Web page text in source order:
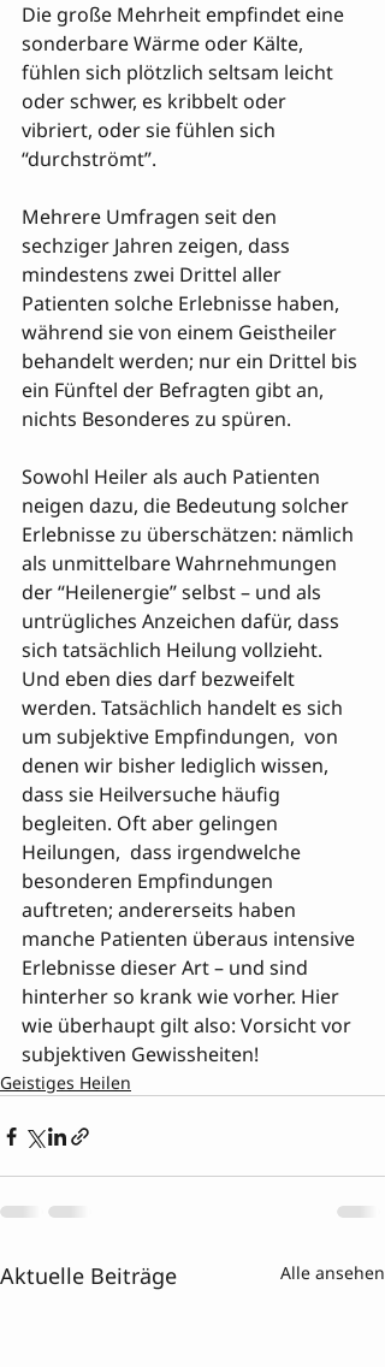
Die große Mehrheit empfindet eine
sonderbare Wärme oder Kälte,
fühlen sich plötzlich seltsam leicht
oder schwer, es kribbelt oder
vibriert, oder sie fühlen sich
“durchströmt”.
Mehrere Umfragen seit den
sechziger Jahren zeigen, dass
mindestens zwei Drittel aller
Patienten solche Erlebnisse haben,
während sie von einem Geistheiler
behandelt werden; nur ein Drittel bis
ein Fünftel der Befragten gibt an,
nichts Besonderes zu spüren.
Sowohl Heiler als auch Patienten
neigen dazu, die Bedeutung solcher
Erlebnisse zu überschätzen: nämlich
als unmittelbare Wahrnehmungen
der “Heilenergie” selbst – und als
untrügliches Anzeichen dafür, dass
sich tatsächlich Heilung vollzieht.
Und eben dies darf bezweifelt
werden. Tatsächlich handelt es sich
um subjektive Empfindungen,  von
denen wir bisher lediglich wissen,
dass sie Heilversuche häufig
begleiten. Oft aber gelingen
Heilungen,  dass irgendwelche
besonderen Empfindungen
auftreten; andererseits haben
manche Patienten überaus intensive
Erlebnisse dieser Art – und sind
hinterher so krank wie vorher. Hier
wie überhaupt gilt also: Vorsicht vor
subjektiven Gewissheiten!
Geistiges Heilen
Aktuelle Beiträge Alle ansehen